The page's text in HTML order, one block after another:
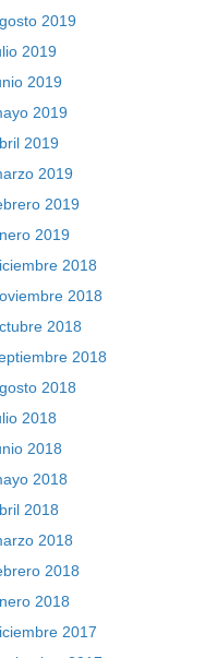
2019
2019
2019
2019
2019
2019
2019
2019
2018
2018
2018
2018
2018
2018
2018
2018
2018
2018
2018
2018
2017